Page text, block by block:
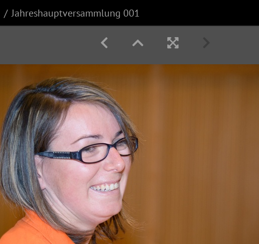
Jahreshauptversammlung 001